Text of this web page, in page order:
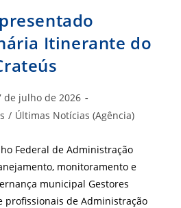
Itinerante do
de julho de 2026
/ Últimas Notícias (Agência)
Federal de Administração
monitoramento e
municipal Gestores
profissionais de Administração